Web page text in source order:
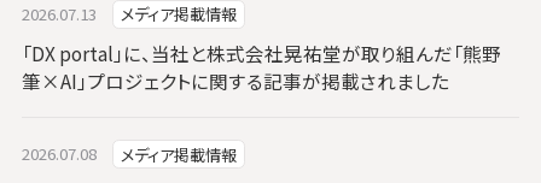
2026.07.13 メディア掲載情報
「DX portal」に、当社と株式会社晃祐堂が取り組んだ「熊野
筆×AI」プロジェクトに関する記事が掲載されました
2026.07.08 メディア掲載情報